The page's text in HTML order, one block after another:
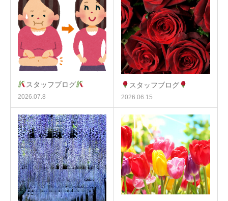
スタッフブログ
2026.07.8
スタッフブログ
2026.06.15